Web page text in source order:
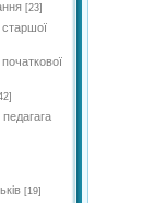
[23]
[19]